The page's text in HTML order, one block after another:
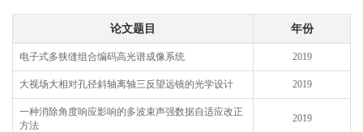
论文题目 年份
电子式多狭缝组合编码高光谱成像系统 2019
大视场大相对孔径斜轴离轴三反望远镜的光学设计 2019
一种消除角度响应影响的多波束声强数据自适应改正
方法
2019